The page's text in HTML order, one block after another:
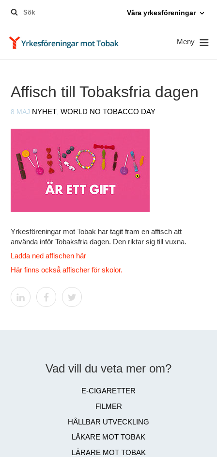
Sök
Våra yrkesföreningar
Meny
Affisch till Tobaksfria dagen
8 MAJ NYHET ,WORLD NO TOBACCO DAY
Yrkesföreningar mot Tobak har tagit fram en affisch att
använda inför Tobaksfria dagen. Den riktar sig till vuxna.
Ladda ned affischen här
Här finns också affischer för skolor.
Vad vill du veta mer om?
E-CIGARETTER
FILMER
HÅLLBAR UTVECKLING
LÄKARE MOT TOBAK
LÄRARE MOT TOBAK